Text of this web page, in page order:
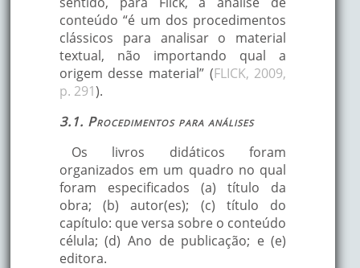
conteúdo “é um dos procedimentos
clássicos para analisar o material
textual, não importando qual a
origem desse material” (FLICK, 2009,
p. 291).
3.1. Procedimentos para análises
Os livros didáticos foram
organizados em um quadro no qual
foram especificados (a) título da
obra; (b) autor(es); (c) título do
capítulo: que versa sobre o conteúdo
célula; (d) Ano de publicação; e (e)
editora.